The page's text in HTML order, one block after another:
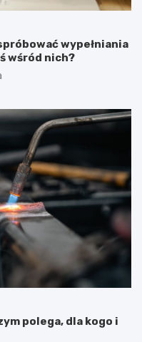
wypełniania
wśród nich?
polega, dla kogo i